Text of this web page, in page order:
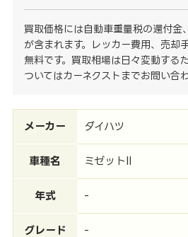
買取価格には自動車重量税の還付金
が含まれます。レッカー費用、売却
無料です。買取相場は日々変動する
ついてはカーネクストまでお問い合
メーカー ダイハツ
車種名 ミゼットII
年式 -
グレード -